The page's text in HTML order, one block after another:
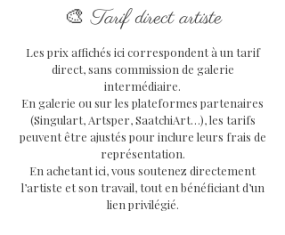
Année: 2024
: Techniques Mixtes
(Collage Numérique, Aérosol,
Acrylique, Posca, Pastels)
Support
toile de qualité 100%
linsur châssis robuste en
bois avec système d'attache à
Dimensions oeuvre : 46 x 38 x 3
🎨 Tarif direct artiste
Les prix affichés ici correspondent à un tarif
direct, sans commission de galerie
intermédiaire.
En galerie ou sur les plateformes partenaires
(Singulart, Artsper, SaatchiArt…), les tarifs
peuvent être ajustés pour inclure leurs frais de
représentation.
En achetant ici, vous soutenez directement
l’artiste et son travail, tout en bénéficiant d’un
lien privilégié.